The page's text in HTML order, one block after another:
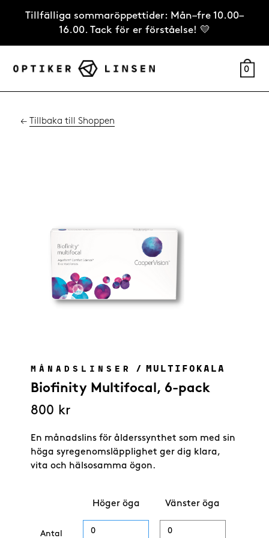
Tillfälliga sommaröppettider: Mån–fre 10.00–
16.00. Tack för er förståelse! 💛
0
← Tillbaka till Shoppen
MÅNADSLINSER / MULTIFOKALA
Biofinity Multifocal, 6-pack
800 kr
En månadslins för ålderssynthet som med sin
höga syregenomsläpplighet ger dig klara,
vita och hälsosamma ögon.
Höger öga Vänster öga
Antal